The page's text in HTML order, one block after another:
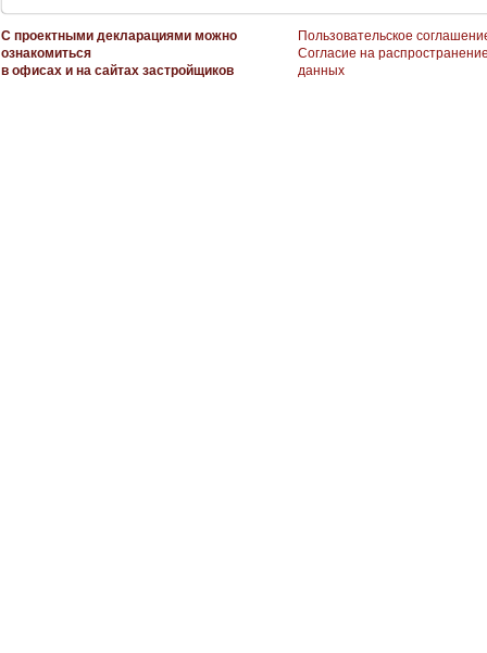
С проектными декларациями можно
ознакомиться
в офисах и на сайтах застройщиков
Пользовательское
Согласие на
данных